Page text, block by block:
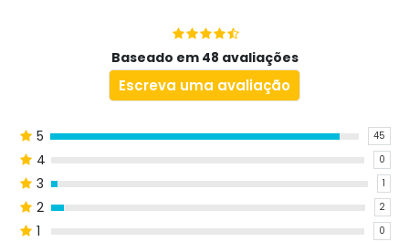
Baseado em 48 avaliações
Escreva uma avaliação
5 45
4 0
3 1
2 2
1 0